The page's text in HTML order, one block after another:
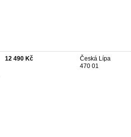
12 490 Kč
Česká Lípa
470 01